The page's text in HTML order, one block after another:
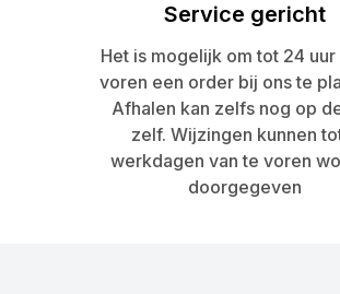
Service gericht
Het is mogelijk om tot 24 uur
voren een order bij ons te
Afhalen kan zelfs nog op
zelf. Wijzingen kunnen
werkdagen van te voren
doorgegeven